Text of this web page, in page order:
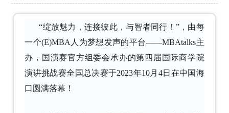
“绽放魅力，连接彼此，与智者同行！”，由每
一个(E)MBA人为梦想发声的平台——MBAtalks主
办，国演赛官方组委会承办的第四届国际商学院
演讲挑战赛全国总决赛于2023年10月4日在中国海
口圆满落幕！